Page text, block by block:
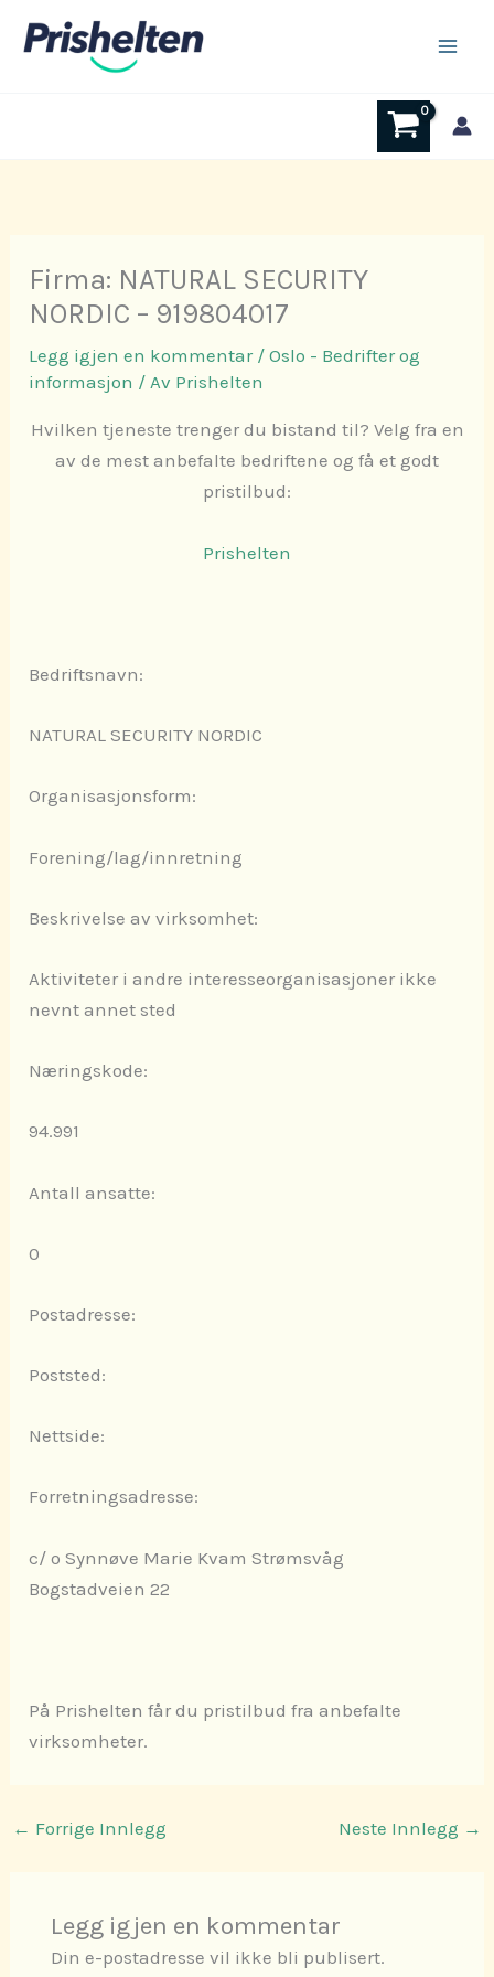
rett
Firma: NATURAL SECURITY
NORDIC – 919804017
Legg igjen en kommentar /Oslo - Bedrifter og
informasjon / Av Prishelten
Hvilken tjeneste trenger du bistand til? Velg fra en
av de mest anbefalte bedriftene og få et godt
pristilbud:
Prishelten
Bedriftsnavn:
NATURAL SECURITY NORDIC
Organisasjonsform:
Forening/lag/innretning
Beskrivelse av virksomhet:
Aktiviteter i andre interesseorganisasjoner ikke
nevnt annet sted
Næringskode:
94.991
Antall ansatte:
0
Postadresse:
Poststed:
Nettside:
Forretningsadresse:
c/ o Synnøve Marie Kvam Strømsvåg
Bogstadveien 22
På Prishelten får du pristilbud fra anbefalte
virksomheter.
← Forrige Innlegg Neste Innlegg →
Legg igjen en kommentar
Din e-postadresse vil ikke bli publisert.